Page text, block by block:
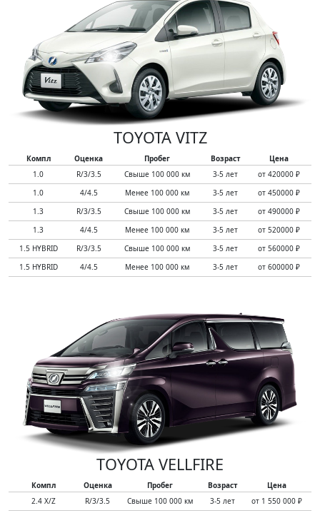
TOYOTA VITZ
Компл Оценка Пробег Возраст
Цена
1.0
R/3/3.5 Свыше 100 000 км 3-5 лет
от 420000 ₽
1.0
4/4.5 Менее 100 000 км 3-5 лет
от 450000 ₽
1.3
R/3/3.5 Свыше 100 000 км 3-5 лет
от 490000 ₽
1.3
4/4.5 Менее 100 000 км 3-5 лет
от 520000 ₽
1.5 HYBRID
R/3/3.5 Свыше 100 000 км 3-5 лет
от 560000 ₽
1.5 HYBRID
4/4.5 Менее 100 000 км 3-5 лет от 600000 ₽
TOYOTA VELLFIRE
Компл Оценка Пробег Возраст
Цена
2.4 X/Z
R/3/3.5 Свыше 100 000 км 3-5 лет
от 1 550 000 ₽